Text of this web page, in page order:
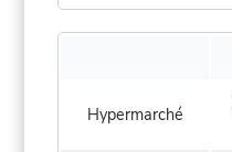
Hypermarché